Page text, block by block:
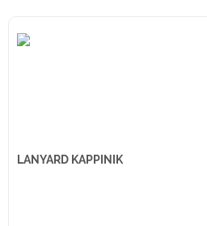
LANYARD KAPPINIK